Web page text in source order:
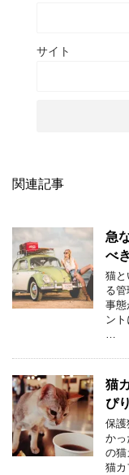
サイト
関連記事
急
べ
猫と
る
事態
ン
…
猫
ぴ
保護
かっ
の猫
猫カ